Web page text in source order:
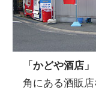
「かどや酒店」
角にある酒販店